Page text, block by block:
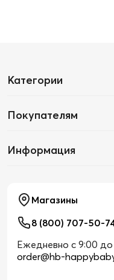
Категории
Покупателям
Информация
Магазины
8 (800) 707-50-
Ежедневно с 9:00 до
order@hb-